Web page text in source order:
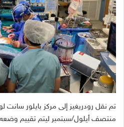
تم نقل رودريغيز إلى مركز بايلور
منتصف أيلول/سبتمبر ليتم تقييم وضعه